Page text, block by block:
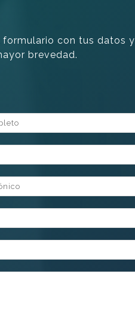
formulario con tus datos y
brevedad.